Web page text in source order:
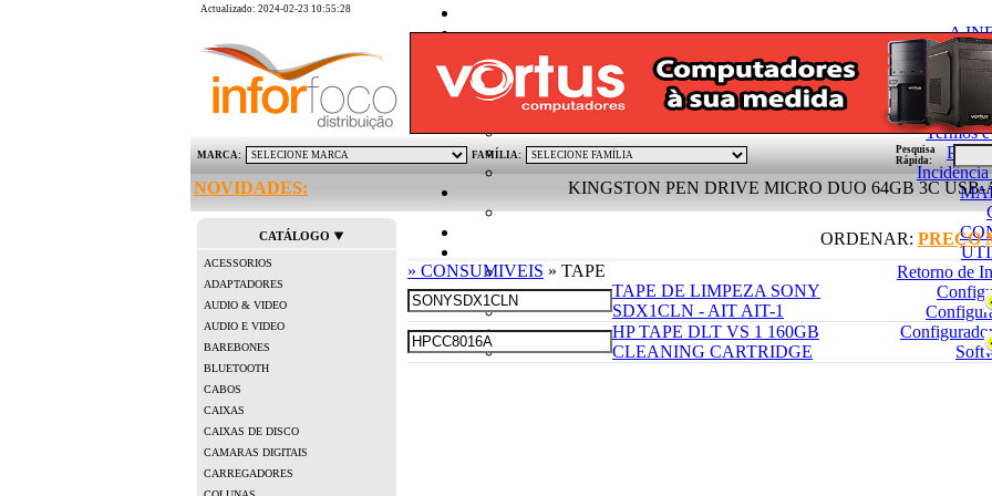
Actualizado: 2024-02-23 10:55:28
A
Condições
Politica de
Termos
Incidência
Retorno de
MARCA:
FAMÍLIA:
Pesquisa
Rápida:
NOVIDADES: KINGSTON PEN DRIVE MICRO DUO 64GB 3C USB-A
CATÁLOGO
ACESSORIOS
ADAPTADORES
AUDIO & VIDEO
AUDIO E VIDEO
BAREBONES
BLUETOOTH
CABOS
CAIXAS
CAIXAS DE DISCO
CAMARAS DIGITAIS
CARREGADORES
ORDENAR: PREÇO
» CONSUMIVEIS » TAPE
TAPE DE LIMPEZA SONY
SDX1CLN - AIT AIT-1
HP TAPE DLT VS 1 160GB
CLEANING CARTRIDGE